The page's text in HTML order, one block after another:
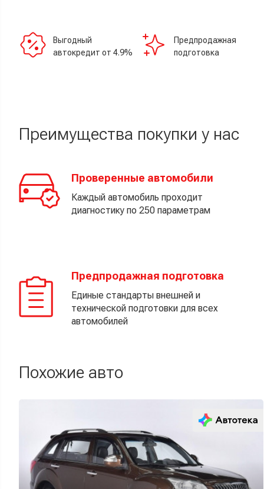
Выгодный
автокредит от 4.9%
Предпродажная
подготовка
Преимущества покупки у нас
Проверенные автомобили
Каждый автомобиль проходит
диагностику по 250 параметрам
Предпродажная подготовка
Единые стандарты внешней и
технической подготовки для всех
автомобилей
Похожие авто